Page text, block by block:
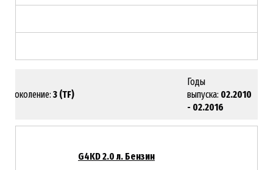
Поколение: 3 (TF)
Годы
выпуска: 02.2010
- 02.2016
G4KD 2.0 л. Бензин